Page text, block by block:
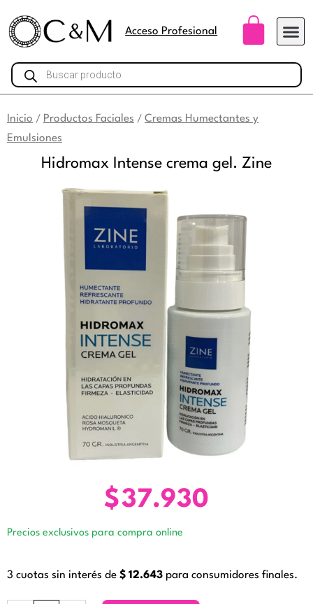
contenido
Acceso Profesional
Búsqueda
de
productos
Inicio / Productos Faciales / Cremas Humectantes y
Emulsiones
Hidromax Intense crema gel. Zine
$37.930
Precios exclusivos para compra online
3 cuotas sin interés de $ 12.643 para consumidores finales.